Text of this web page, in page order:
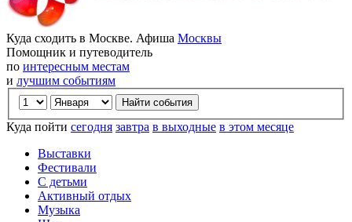
Куда сходить в Москве. Афиша Москвы
Помощник и путеводитель
по интересным местам
и лучшим событиям
Куда пойти сегодня завтра в выходные в этом месяце
Выставки
Фестивали
С детьми
Активный отдых
Музыка